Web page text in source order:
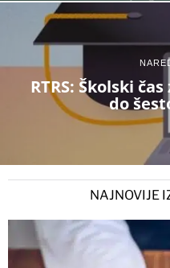
RTRS: Školski
do
NAJNOVIJE